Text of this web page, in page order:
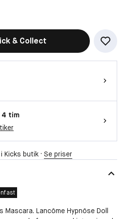
& Collect
4 tim
Kicks butik · Se priser
Mascara. Lancôme Hypnôse Doll